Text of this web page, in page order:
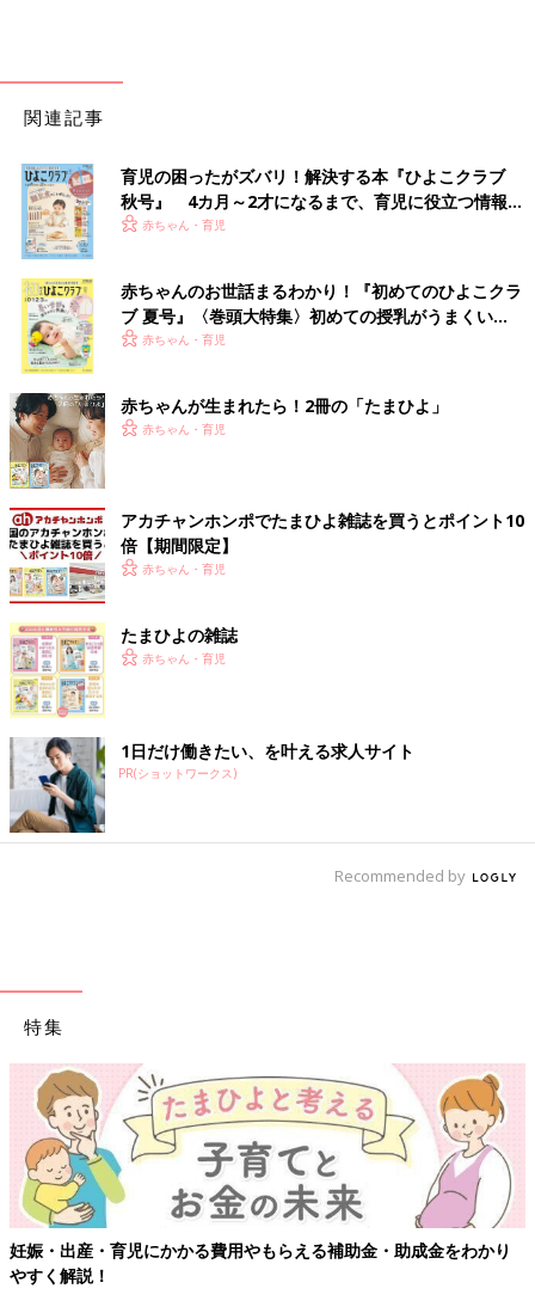
関連記事
育児の困ったがズバリ！解決する本『ひよこクラブ
秋号』 4カ月～2才になるまで、育児に役立つ情報が
いっぱい！
赤ちゃん・育児
赤ちゃんのお世話まるわかり！『初めてのひよこクラ
ブ 夏号』〈巻頭大特集〉初めての授乳がうまくい
く！ おっぱい・ミルクの基本と夏のトラブル 解決テ
赤ちゃん・育児
赤ちゃんが生まれたら！2冊の「たまひよ」
赤ちゃん・育児
アカチャンホンポでたまひよ雑誌を買うとポイント10
倍【期間限定】
赤ちゃん・育児
たまひよの雑誌
赤ちゃん・育児
1日だけ働きたい、を叶える求人サイト
PR(ショットワークス)
Recommended by
特集
【ワクチン接種できるものも】妊婦の感染症対策、知っておいて！